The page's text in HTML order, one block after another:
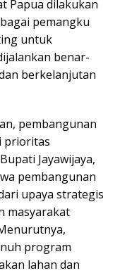
Papua dilakukan
pemangku
untuk
benar-
berkelanjutan
pembangunan
prioritas
Jayawijaya,
pembangunan
upaya strategis
masyarakat
program
lahan dan